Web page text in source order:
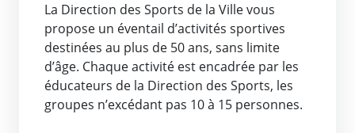
La Direction des Sports de la Ville vous
propose un éventail d’activités sportives
destinées au plus de 50 ans, sans limite
d’âge. Chaque activité est encadrée par les
éducateurs de la Direction des Sports, les
groupes n’excédant pas 10 à 15 personnes.